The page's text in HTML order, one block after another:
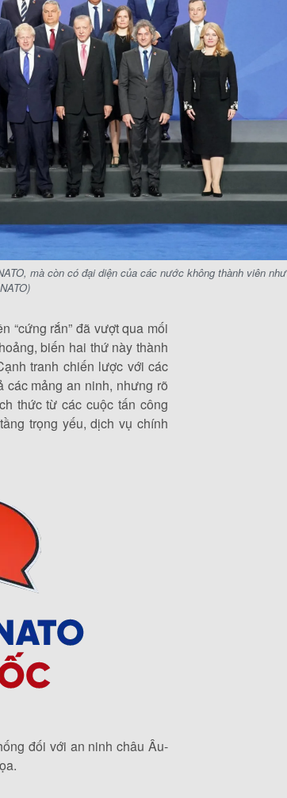
mà còn có đại diện của các nước không thành viên như
“cứng rắn” đã vượt qua mối
biến hai thứ này thành
tranh chiến lược với các
các mảng an ninh, nhưng rõ
thức từ các cuộc tấn công
trọng yếu, dịch vụ chính
đối với an ninh châu Âu-